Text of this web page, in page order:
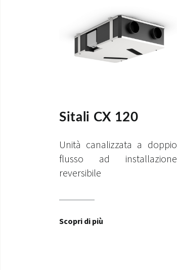
Sitali CX 120
Unità canalizzata a doppio
flusso ad installazione
reversibile
Scopri di più